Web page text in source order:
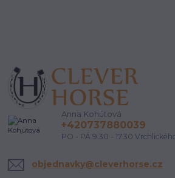
Anna Kohútová
+420737880039
PO - PÁ 9.30 - 17.30
objednavky@cleverhorse.cz